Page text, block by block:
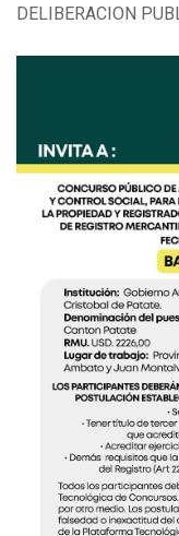
DELIBERACION